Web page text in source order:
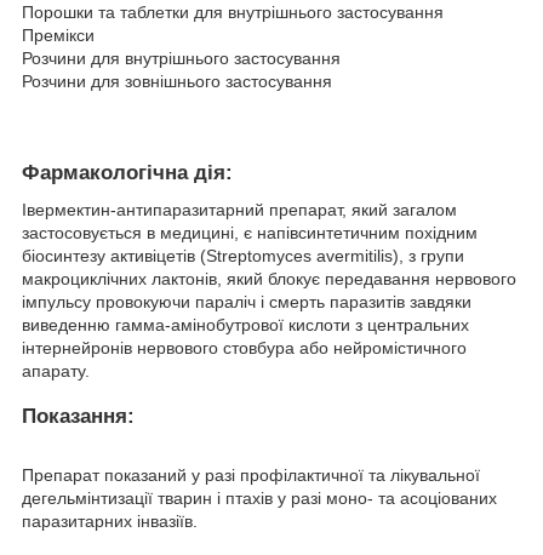
Порошки та таблетки для внутрішнього застосування
Премікси
Розчини для внутрішнього застосування
Розчини для зовнішнього застосування
Фармакологічна дія:
Івермектин-антипаразитарний препарат, який загалом
застосовується в медицині, є напівсинтетичним похідним
біосинтезу активіцетів (Streptomyces avermitilis), з групи
макроциклічних лактонів, який блокує передавання нервового
імпульсу провокуючи параліч і смерть паразитів завдяки
виведенню гамма-амінобутрової кислоти з центральних
інтернейронів нервового стовбура або нейромістичного
апарату.
Показання:
Препарат показаний у разі профілактичної та лікувальної
дегельмінтизації тварин і птахів у разі моно- та асоціованих
паразитарних інвазіїв.